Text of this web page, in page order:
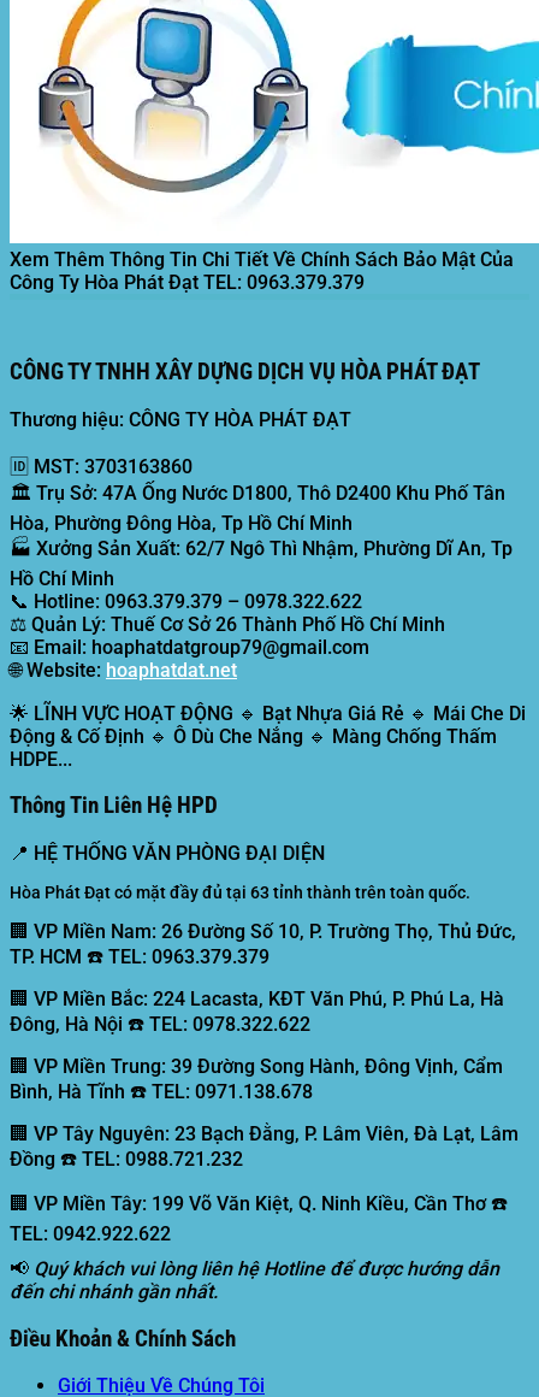
Xem Thêm Thông Tin Chi Tiết Về Chính Sách Bảo Mật Của
Công Ty Hòa Phát Đạt TEL: 0963.379.379
CÔNG TY TNHH XÂY DỰNG DỊCH VỤ HÒA PHÁT ĐẠT
Thương hiệu: CÔNG TY HÒA PHÁT ĐẠT
🆔 MST: 3703163860
🏛️ Trụ Sở: 47A Ống Nước D1800, Thô D2400 Khu Phố Tân
Hòa, Phường Đông Hòa, Tp Hồ Chí Minh
🏭 Xưởng Sản Xuất: 62/7 Ngô Thì Nhậm, Phường Dĩ An, Tp
Hồ Chí Minh
📞 Hotline: 0963.379.379 – 0978.322.622
⚖️ Quản Lý: Thuế Cơ Sở 26 Thành Phố Hồ Chí Minh
📧 Email: hoaphatdatgroup79@gmail.com
🌐Website: hoaphatdat.net
🌟 LĨNH VỰC HOẠT ĐỘNG 🔹 Bạt Nhựa Giá Rẻ 🔹 Mái Che Di
Động & Cố Định 🔹 Ô Dù Che Nắng 🔹 Màng Chống Thấm
HDPE...
Thông Tin Liên Hệ HPD
📍 HỆ THỐNG VĂN PHÒNG ĐẠI DIỆN
Hòa Phát Đạt có mặt đầy đủ tại 63 tỉnh thành trên toàn quốc.
🏢 VP Miền Nam: 26 Đường Số 10, P. Trường Thọ, Thủ Đức,
TP. HCM ☎️ TEL: 0963.379.379
🏢 VP Miền Bắc: 224 Lacasta, KĐT Văn Phú, P. Phú La, Hà
Đông, Hà Nội ☎️ TEL: 0978.322.622
🏢 VP Miền Trung: 39 Đường Song Hành, Đông Vịnh, Cẩm
Bình, Hà Tĩnh ☎️ TEL: 0971.138.678
🏢 VP Tây Nguyên: 23 Bạch Đằng, P. Lâm Viên, Đà Lạt, Lâm
Đồng ☎️ TEL: 0988.721.232
🏢 VP Miền Tây: 199 Võ Văn Kiệt, Q. Ninh Kiều, Cần Thơ ☎️
TEL: 0942.922.622
📢 Quý khách vui lòng liên hệ Hotline để được hướng dẫn
đến chi nhánh gần nhất.
Điều Khoản & Chính Sách
Giới Thiệu Về Chúng Tôi